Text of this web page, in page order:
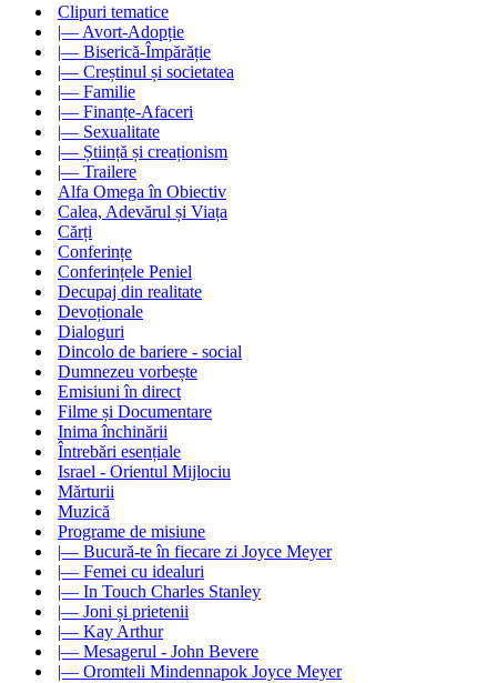
Clipuri tematice
|— Avort-Adopție
|— Biserică-Împărăție
|— Creștinul și societatea
|— Familie
|— Finanțe-Afaceri
|— Sexualitate
|— Știință și creaționism
|— Trailere
Alfa Omega în Obiectiv
Calea, Adevărul și Viața
Cărți
Conferințe
Conferințele Peniel
Decupaj din realitate
Devoționale
Dialoguri
Dincolo de bariere - social
Dumnezeu vorbește
Emisiuni în direct
Filme și Documentare
Inima închinării
Întrebări esențiale
Israel - Orientul Mijlociu
Mărturii
Muzică
Programe de misiune
|— Bucură-te în fiecare zi Joyce Meyer
|— Femei cu idealuri
|— In Touch Charles Stanley
|— Joni și prietenii
|— Kay Arthur
|— Mesagerul - John Bevere
|— Oromteli Mindennapok Joyce Meyer